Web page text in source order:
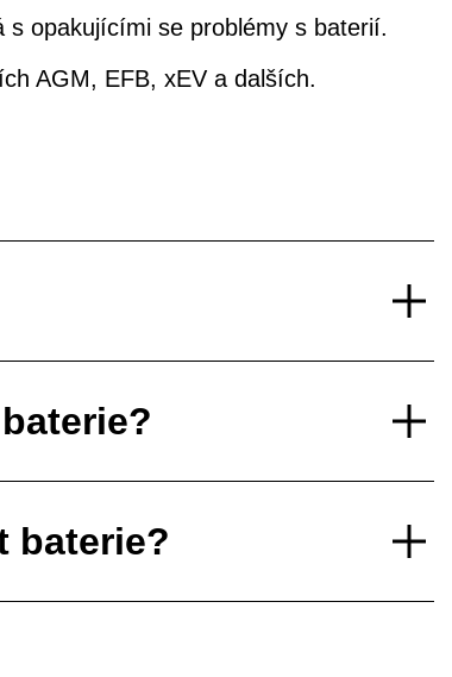
opakujícími se problémy s baterií.
AGM, EFB, xEV a dalších.
baterie?